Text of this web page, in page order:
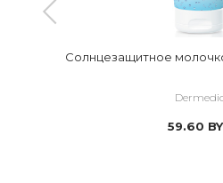
Солнцезащитное
59.60